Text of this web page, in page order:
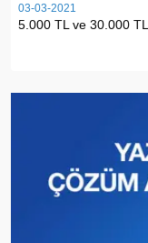
03-03-2021
5.000 TL ve 30.000